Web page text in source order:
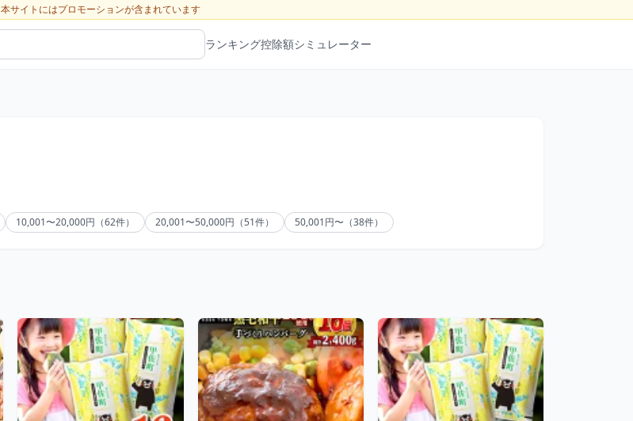
本サイトにはプロモーションが含まれています
ランキング控除額シミュレーター
10,001〜20,000円（62件） 20,001〜50,000円（51件） 50,001円〜（38件）